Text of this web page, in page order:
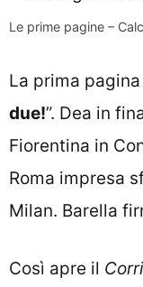
Le prime pagine –
La prima
due!”. Dea in
Fiorentina in
Roma impresa
Milan. Barella
Così apre il